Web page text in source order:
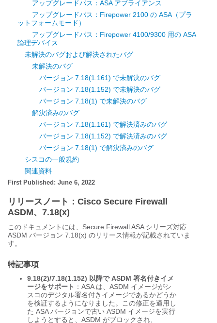
アップグレードパス：ASA アプライアンス
アップグレードパス：Firepower 2100 の ASA（プラ
ットフォームモード）
アップグレードパス：Firepower 4100/9300 用の ASA
論理デバイス
未解決のバグおよび解決されたバグ
未解決のバグ
バージョン 7.18(1.161) で未解決のバグ
バージョン 7.18(1.152) で未解決のバグ
バージョン 7.18(1) で未解決のバグ
解決済みのバグ
バージョン 7.18(1.161) で解決済みのバグ
バージョン 7.18(1.152) で解決済みのバグ
バージョン 7.18(1) で解決済みのバグ
シスコの一般規約
関連資料
First Published: June 6, 2022
リリースノート：Cisco Secure Firewall
ASDM、7.18(x)
このドキュメントには、 Secure FirewallASAシリーズ対応
ASDM バージョン 7.18(x) のリリース情報が記載されていま
す。
特記事項
9.18(2)/7.18(1.152) 以降で ASDM 署名付きイメ
ージをサポート ：ASA は、ASDM イメージがシ
スコのデジタル署名付きイメージであるかどうか
を検証するようになりました。この修正を適用し
た ASA バージョンで古い ASDM イメージを実行
しようとすると、ASDM がブロックされ、